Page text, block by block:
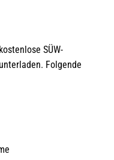
SÜW-
Folgende